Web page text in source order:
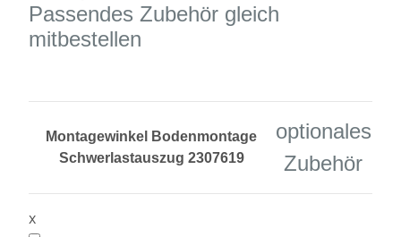
Passendes Zubehör gleich
mitbestellen
Montagewinkel Bodenmontage
Schwerlastauszug 2307619
optionales
Zubehör
x